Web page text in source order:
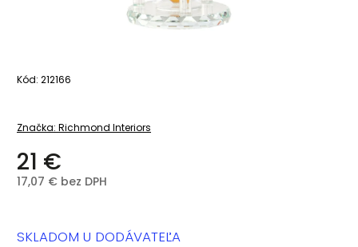
Kód: 212166
Značka: Richmond Interiors
21 €
17,07 € bez DPH
SKLADOM U DODÁVATEĽA